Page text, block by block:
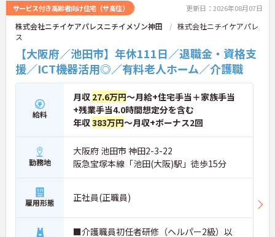
・採用・営業・シフトなど幅広く関与
・地域との連携を含めた戦略にも携われる
・現場判断の余地があり主体的に動ける
→ 「任されるやりがい」と成長実感が魅力です
■ 本部サポートありで安心の環境
困ったときも一人にならない体制♪
・エリアマネージャーの巡回フォロー
・人事・法務など専門部署がバックアップ
・労務やトラブルも組織的に支援あり
■ 年齢問わず長く働ける職場です♪
将来を見据えてキャリア継続がしやすい！
・定年制度なしで長期勤務が可能
サービス付き高齢者向け住宅（サ高住） 更新日：2026年08月07日
株式会社ニチイケアパレスニチイメゾン神田
株式会社ニチイケアパレ
ス
【大阪府／池田市】年休111日／退職金・資格支
援／ICT機器活用◎／有料老人ホーム／介護職
給料
月収 27.6万円～月給+住宅手当＋家族手当
+残業手当4.0時間想定分を含む
年収383万円～月収+ボーナス2回
勤務地
大阪府 池田市 神田2-3-22
阪急宝塚本線「池田(大阪)駅」徒歩15分
雇用形態 正社員(正職員)
■介護職員初任者研修（ヘルパー2級）以